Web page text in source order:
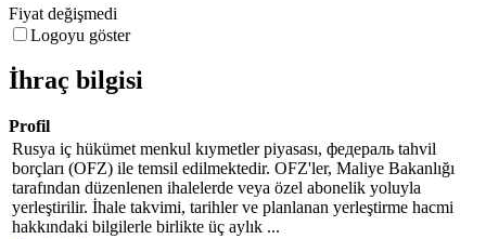
Fiyat değişmedi
Logoyu göster
İhraç bilgisi
Profil
Rusya iç hükümet menkul kıymetler piyasası, федераль tahvil
borçları (OFZ) ile temsil edilmektedir. OFZ'ler, Maliye Bakanlığı
tarafından düzenlenen ihalelerde veya özel abonelik yoluyla
yerleştirilir. İhale takvimi, tarihler ve planlanan yerleştirme hacmi
hakkındaki bilgilerle birlikte üç aylık ...